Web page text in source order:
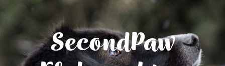
SecondPaw